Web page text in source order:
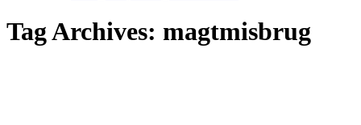
Tag Archives: magtmisbrug